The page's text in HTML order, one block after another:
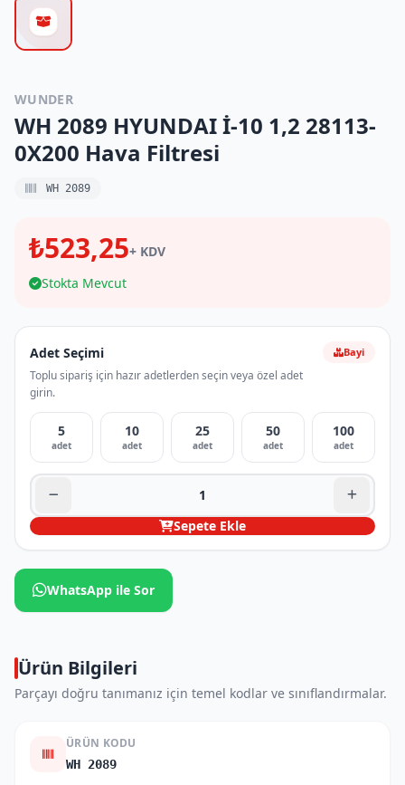
WUNDER
WH 2089 HYUNDAI İ-10 1,2 28113-
0X200 Hava Filtresi
WH 2089
₺523,25+ KDV
Stokta Mevcut
Adet Seçimi
Toplu sipariş için hazır adetlerden seçin veya özel adet
girin.
Bayi
5
adet
10
adet
25
adet
50
adet
100
adet
Sepete Ekle
WhatsApp ile Sor
Ürün Bilgileri
Parçayı doğru tanımanız için temel kodlar ve sınıflandırmalar.
ÜRÜN KODU
WH 2089